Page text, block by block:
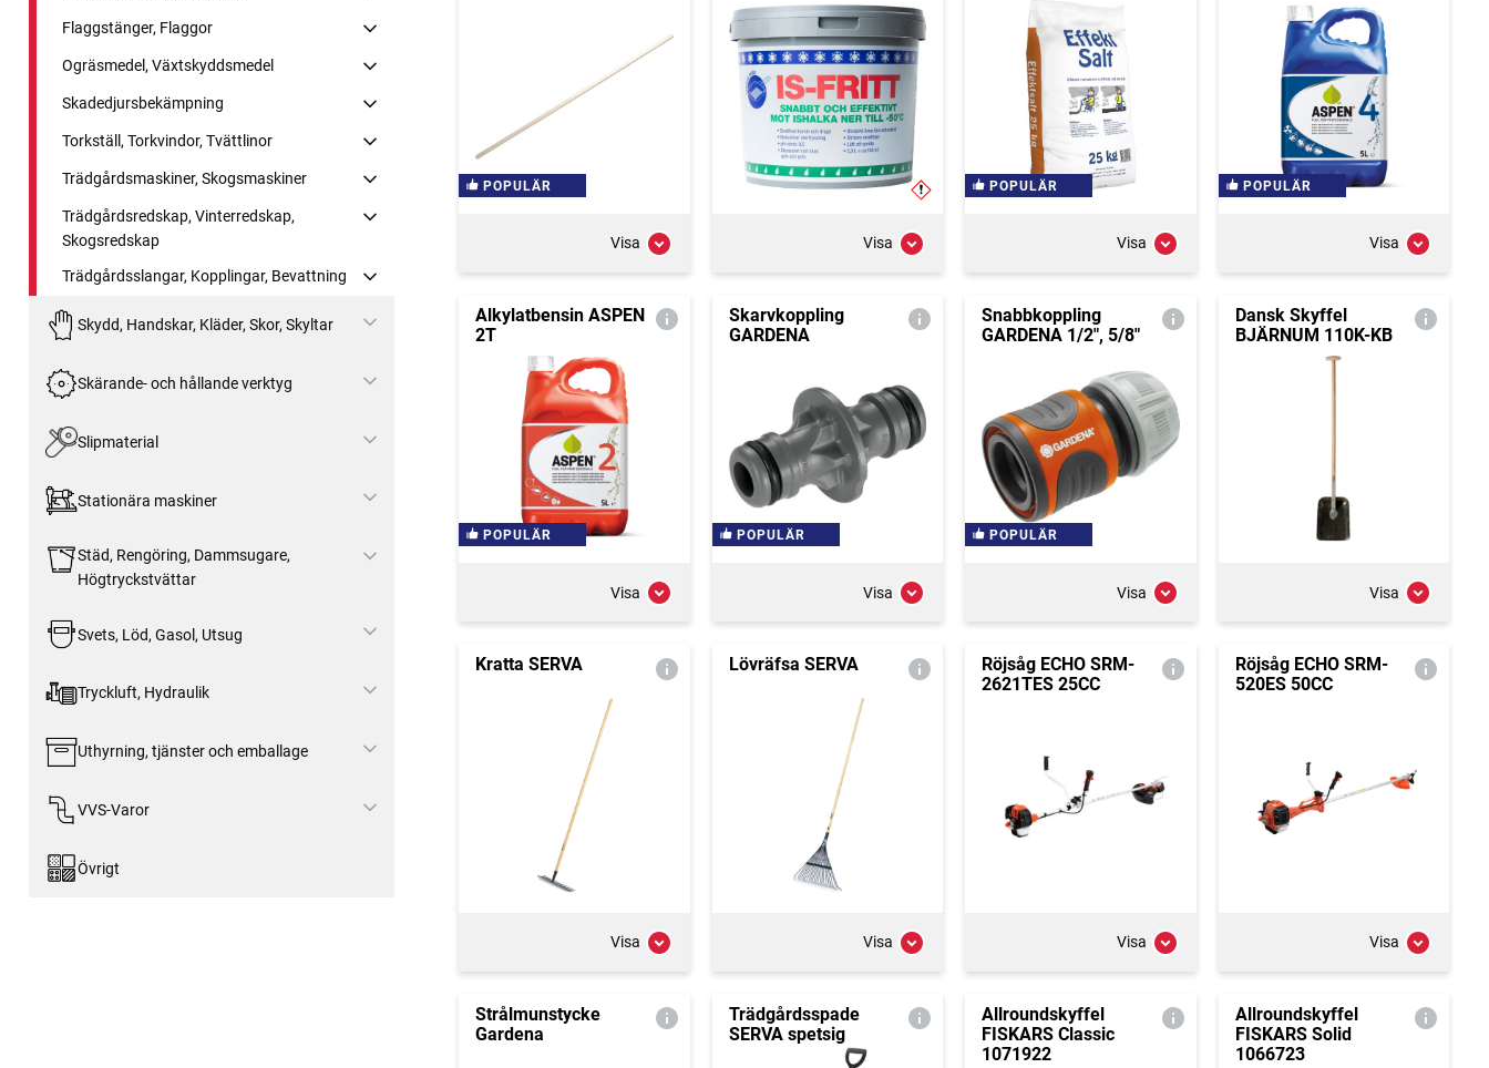
Flaggstänger, Flaggor
Ogräsmedel, Växtskyddsmedel
Skadedjursbekämpning
Torkställ, Torkvindor, Tvättlinor
Trädgårdsmaskiner, Skogsmaskiner
Trädgårdsredskap, Vinterredskap,
Skogsredskap
Trädgårdsslangar, Kopplingar, Bevattning
Skydd, Handskar, Kläder, Skor, Skyltar
Skärande- och hållande verktyg
Slipmaterial
Stationära maskiner
Städ, Rengöring, Dammsugare,
Högtryckstvättar
Svets, Löd, Gasol, Utsug
Tryckluft, Hydraulik
Uthyrning, tjänster och emballage
VVS-Varor
Övrigt
POPULÄR
Visa Visa
POPULÄR
Visa
POPULÄR
Visa
Alkylatbensin ASPEN
2T
POPULÄR
Visa
Skarvkoppling
GARDENA
POPULÄR
Visa
Snabbkoppling
GARDENA 1/2", 5/8"
POPULÄR
Visa
Dansk Skyffel
BJÄRNUM 110K-KB
Visa
Kratta SERVA
Visa
Lövräfsa SERVA
Visa
Röjsåg ECHO SRM-
2621TES 25CC
Visa
Röjsåg ECHO SRM-
520ES 50CC
Visa
Strålmunstycke
Gardena
Trädgårdsspade
SERVA spetsig
Allroundskyffel
FISKARS Classic
1071922
Allroundskyffel
FISKARS Solid
1066723